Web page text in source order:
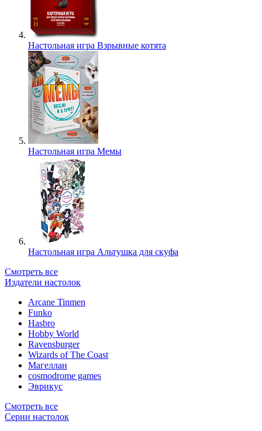
Настольная игра Взрывные котята
Настольная игра Мемы
Настольная игра Альтушка для скуфа
Смотреть все
Издатели настолок
Arcane Tinmen
Funko
Hasbro
Hobby World
Ravensburger
Wizards of The Coast
Магеллан
сosmodrome games
Эврикус
Смотреть все
Серии настолок